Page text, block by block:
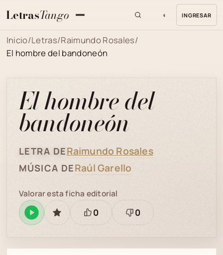
LetrasTango ◐ INGRESAR
Inicio/Letras/Raimundo Rosales/
El hombre del bandoneón
El hombre del
bandoneón
LETRA DERaimundo Rosales
MÚSICA DERaúl Garello
ReproducirGUARDAR
Valorar esta ficha editorial
Está
0
Necesita
0